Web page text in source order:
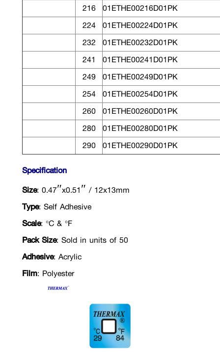
216 01ETHE00216D01PK
224 01ETHE00224D01PK
232 01ETHE00232D01PK
241
01ETHE00241D01PK
249 01ETHE00249D01PK
254 01ETHE00254D01PK
260 01ETHE00260D01PK
280 01ETHE00280D01PK
290 01ETHE00290D01PK
Specification
Size: 0.47″x0.51″ / 12x13mm
Type: Self Adhesive
Scale: °C & °F
Pack Size: Sold in units of 50
Adhesive: Acrylic
Film: Polyester